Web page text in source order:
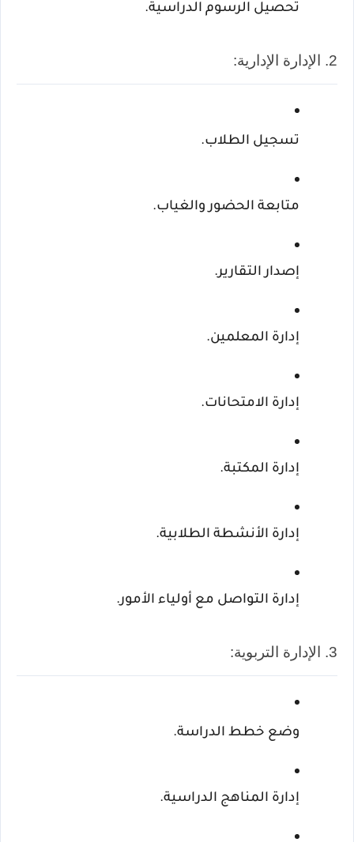
تحصيل الرسوم الدراسية.
2. الإدارة الإدارية:
تسجيل الطلاب.
متابعة الحضور والغياب.
إصدار التقارير.
إدارة المعلمين.
إدارة الامتحانات.
إدارة المكتبة.
إدارة الأنشطة الطلابية.
إدارة التواصل مع أولياء الأمور.
3. الإدارة التربوية:
وضع خطط الدراسة.
إدارة المناهج الدراسية.